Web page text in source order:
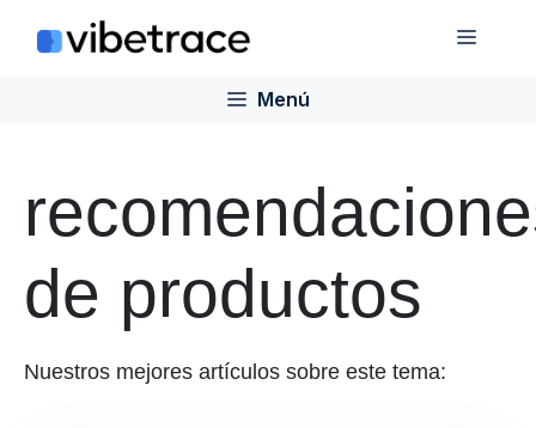
Menú
Menú
de productos
Nuestros mejores artículos sobre este tema: